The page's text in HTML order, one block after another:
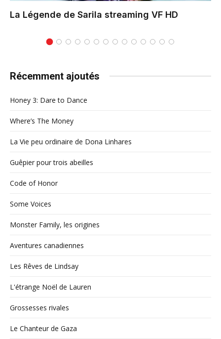
La Légende de Sarila streaming VF HD
Récemment ajoutés
Honey 3: Dare to Dance
Where’s The Money
La Vie peu ordinaire de Dona Linhares
Guêpier pour trois abeilles
Code of Honor
Some Voices
Monster Family, les origines
Aventures canadiennes
Les Rêves de Lindsay
L'étrange Noël de Lauren
Grossesses rivales
Le Chanteur de Gaza